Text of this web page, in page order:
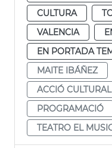
CULTURA
VALENCIA
EN PORTADA
MAITE IBÁÑEZ
ACCIÓ CULTURAL
PROGRAMACIÓ
TEATRO EL